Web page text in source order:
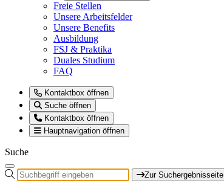
Freie Stellen
Unsere Arbeitsfelder
Unsere Benefits
Ausbildung
FSJ & Praktika
Duales Studium
FAQ
Kontaktbox öffnen
Suche öffnen
Kontaktbox öffnen
Hauptnavigation öffnen
Suche
Zur Suchergebnisseite